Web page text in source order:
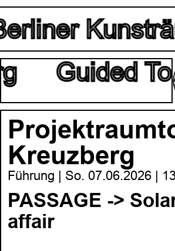
Guided
Kreuzberg
Führung | So. 07.06.2026 |
PASSAGE ->
affair